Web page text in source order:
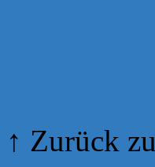
↑ Zurück zu